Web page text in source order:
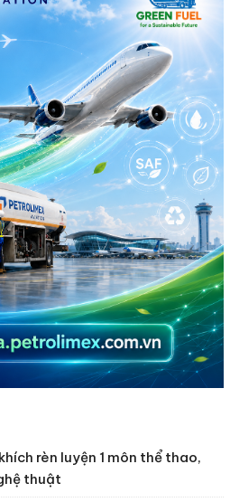
rèn luyện 1 môn thể thao,
thuật